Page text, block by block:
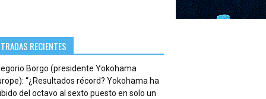
RECIENTES
Borgo (presidente Yokohama
“¿Resultados récord? Yokohama ha
del octavo al sexto puesto en solo un